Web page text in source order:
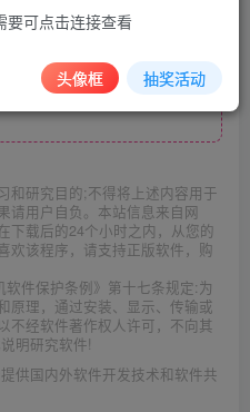
和研究目的;不得将上述内容用于
请用户自负。本站信息来自网
下载后的24个小时之内，从您的
欢该程序，请支持正版软件，购
件保护条例》第十七条规定:为
原理，通过安装、显示、传输或
不经软件著作权人许可，不向其
明研究软件!
供国内外软件开发技术和软件共
要可点击连接查看
头像框 抽奖活动